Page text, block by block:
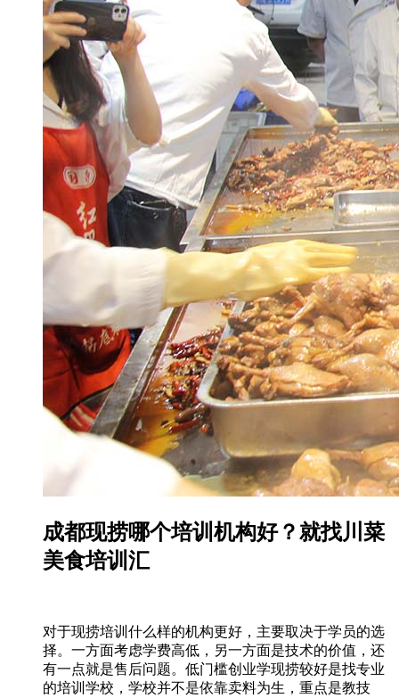
成都现捞哪个培训机构好？就找川菜
美食培训汇
对于现捞培训什么样的机构更好，主要取决于学员的选
择。一方面考虑学费高低，另一方面是技术的价值，还
有一点就是售后问题。低门槛创业学现捞较好是找专业
的培训学校，学校并不是依靠卖料为生，重点是教技